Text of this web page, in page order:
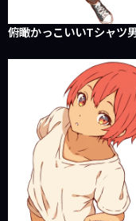
俯瞰かっこいいTシャツ